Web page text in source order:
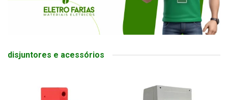
disjuntores e acessórios